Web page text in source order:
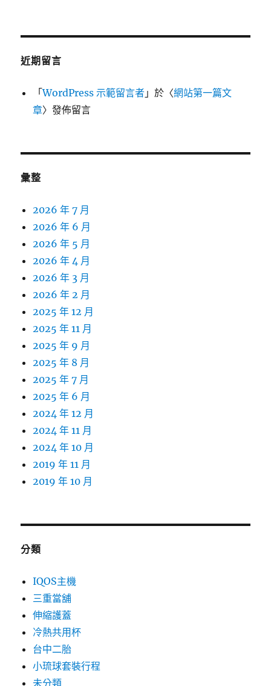
近期留言
「WordPress 示範留言者 」於〈網站第一篇文
章〉發佈留言
彙整
2026 年 7 月
2026 年 6 月
2026 年 5 月
2026 年 4 月
2026 年 3 月
2026 年 2 月
2025 年 12 月
2025 年 11 月
2025 年 9 月
2025 年 8 月
2025 年 7 月
2025 年 6 月
2024 年 12 月
2024 年 11 月
2024 年 10 月
2019 年 11 月
2019 年 10 月
分類
IQOS主機
三重當舖
伸縮護蓋
冷熱共用杯
台中二胎
小琉球套裝行程
未分類